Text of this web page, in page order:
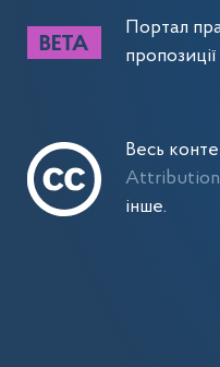
Портал
Весь
Attribution
інше.